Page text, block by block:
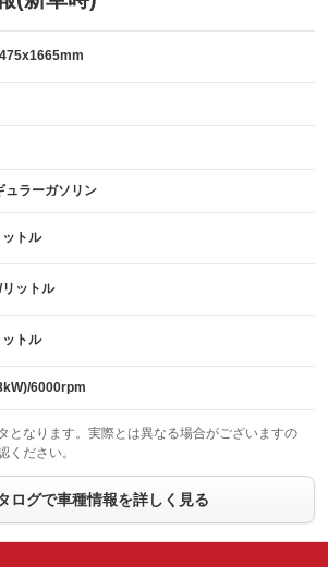
再生
シートヒーター
：装備あり
フロントカメラ
：装備なし
全周囲カメラ
：装備なし
ュラーガソリン
トル
ットル
トル
6000rpm
となります。実際とは異なる場合がございますの
ください。
ログで車種情報を詳しく見る